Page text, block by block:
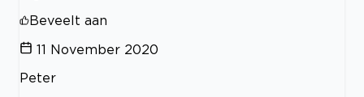
Beveelt aan
11 November 2020
Peter